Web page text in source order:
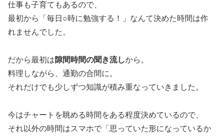
仕事も子育てもあるので、
最初から「毎日○時に勉強する！」なんて決めた時間は作
れませんでした。
だから最初は隙間時間の聞き流しから。
料理しながら、通勤の合間に。
それだけでも少しずつ知識が積み重なっていきました。
今はチャートを眺める時間をある程度決めているので、
それ以外の時間はスマホで「思っていた形になっているか